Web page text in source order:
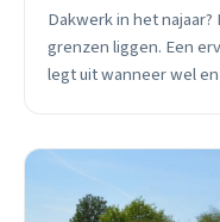
Dakwerk in het
grenzen liggen. Een
legt uit wanneer wel